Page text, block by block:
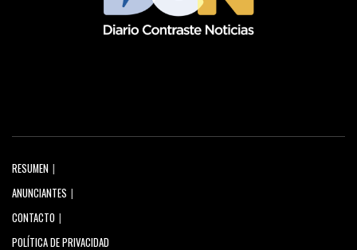
RESUMEN
ANUNCIANTES
CONTACTO
POLÍTICA DE PRIVACIDAD